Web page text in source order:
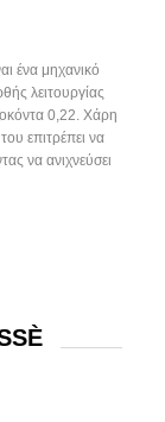
ένα μηχανικό
λειτουργίας
0,22. Χάρη
επιτρέπει να
να ανιχνεύσει